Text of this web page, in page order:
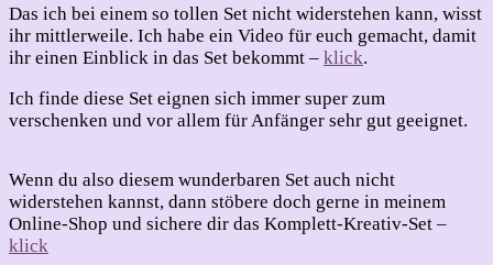
Das ich bei einem so tollen Set nicht widerstehen kann, wisst
ihr mittlerweile. Ich habe ein Video für euch gemacht, damit
ihr einen Einblick in das Set bekommt – klick.
Ich finde diese Set eignen sich immer super zum
verschenken und vor allem für Anfänger sehr gut geeignet.
Wenn du also diesem wunderbaren Set auch nicht
widerstehen kannst, dann stöbere doch gerne in meinem
Online-Shop und sichere dir das Komplett-Kreativ-Set –
klick